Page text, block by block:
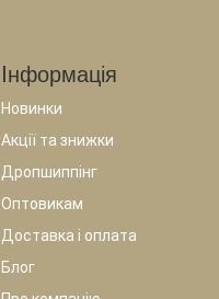
Iнформація
Новинки
Акції та знижки
Дропшиппінг
Оптовикам
Доставка і оплата
Блог